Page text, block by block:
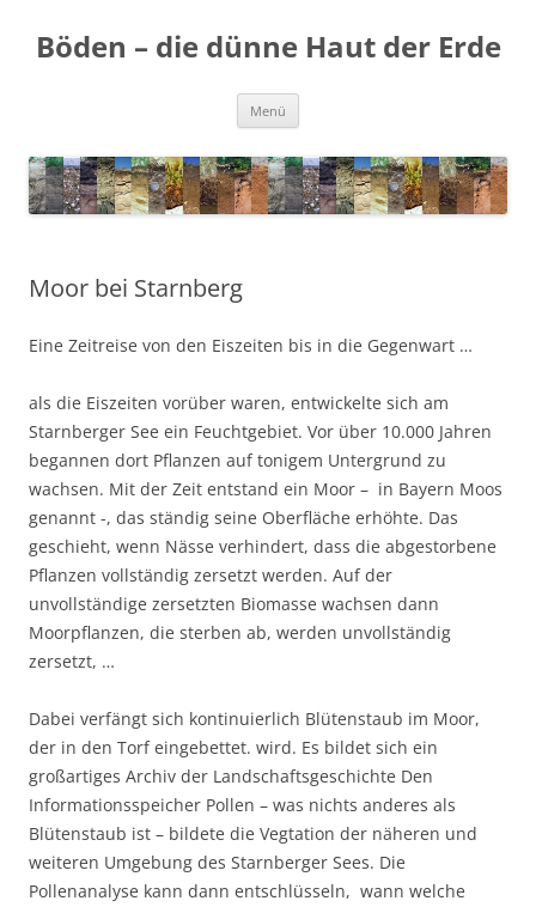
springen
Böden – die dünne Haut der Erde
Menü
Moor bei Starnberg
Eine Zeitreise von den Eiszeiten bis in die Gegenwart …
als die Eiszeiten vorüber waren, entwickelte sich am
Starnberger See ein Feuchtgebiet. Vor über 10.000 Jahren
begannen dort Pflanzen auf tonigem Untergrund zu
wachsen. Mit der Zeit entstand ein Moor – in Bayern Moos
genannt -, das ständig seine Oberfläche erhöhte. Das
geschieht, wenn Nässe verhindert, dass die abgestorbene
Pflanzen vollständig zersetzt werden. Auf der
unvollständige zersetzten Biomasse wachsen dann
Moorpflanzen, die sterben ab, werden unvollständig
zersetzt, …
Dabei verfängt sich kontinuierlich Blütenstaub im Moor,
der in den Torf eingebettet. wird. Es bildet sich ein
großartiges Archiv der Landschaftsgeschichte Den
Informationsspeicher Pollen – was nichts anderes als
Blütenstaub ist – bildete die Vegtation der näheren und
weiteren Umgebung des Starnberger Sees. Die
Pollenanalyse kann dann entschlüsseln, wann welche